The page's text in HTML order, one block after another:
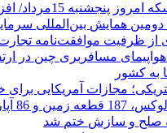
15مرداد/ افزایش قیمت ها + جدول
دومین همایش بین‌المللی
از ظرفیت موافقت‌نامه تجارت
مسافربری چین در
به کشور
مجازات آمریکایی